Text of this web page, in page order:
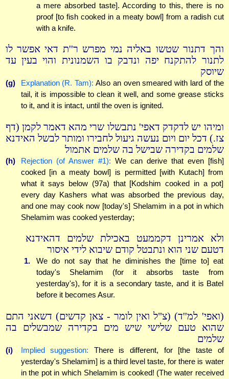
a mere absorbed taste]. According to this, there is no
proof [to fish cooked in a meaty bowl] from a radish cut
with a knife.
והך דתנור שטשו באליה נמי מפרש ר''ת דאי אפשר לו
לתנור להתקנח יפה ונדבק בו השמנונית והוי בעין עד
שיוסק
(g) Explanation (R. Tam): Also an oven smeared with lard of the
tail, it is impossible to clean it well, and some grease sticks
to it, and it is intact, until the oven is ignited.
ומיהו יש לדקדק דאפי' נתבשלו שרי מהא דאמר לקמן (דף
צז.) דכל יום ויום נעשה גיעול לחבירו ומותר לבשל האידנא
שלמים בקדירה שבישל בה שלמים אתמול
(h) Rejection (of Answer #1): We can derive that even [fish]
cooked [in a meaty bowl] is permitted [with Kutach] from
what it says below (97a) that [Kodshim cooked in a pot]
every day Kashers what was absorbed the previous day,
and one may cook now [today's] Shelamim in a pot in which
Shelamim was cooked yesterday;
ולא אמרינן דקממעט באכילת שלמים דהאידנא
דטעם שני הוא ונתבטל קודם שיבוא לידי איסור
1.
We do not say that he diminishes the [time to] eat
today's Shelamim (for it absorbs taste from
yesterday's), for it is a secondary taste, and it is Batel
before it becomes Asur.
(ואפי' למ''ד) (צ"ל ואין לומר - צאן קדשים) דשאני התם
שהוא טעם שלישי שיש מים בקדירה שמבשלים בה
שלמים
(i) Implied suggestion: There is different, for [the taste of
yesterday's Shelamim] is a third level taste, for there is water
in the pot in which Shelamim is cooked! (The water received